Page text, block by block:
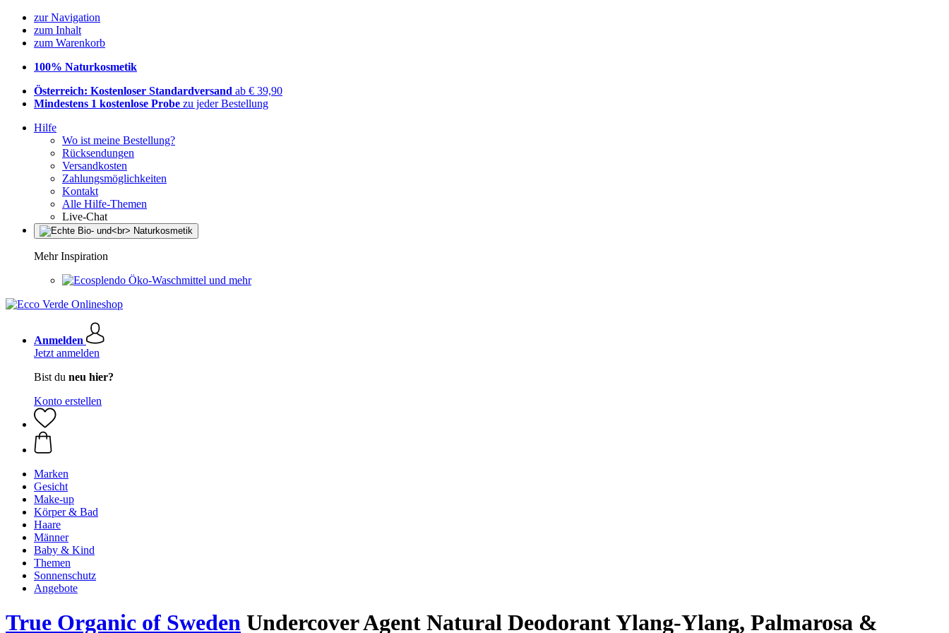
zur Navigation
zum Inhalt
zum Warenkorb
100% Naturkosmetik
Österreich: Kostenloser Standardversand ab € 39,90
Mindestens 1 kostenlose Probe zu jeder Bestellung
Hilfe
Wo ist meine Bestellung?
Rücksendungen
Versandkosten
Zahlungsmöglichkeiten
Kontakt
Alle Hilfe-Themen
Live-Chat
Mehr Inspiration
Öko-Waschmittel und mehr
Anmelden
Jetzt anmelden
Bist du neu hier?
Konto erstellen
Marken
Gesicht
Make-up
Körper & Bad
Haare
Männer
Baby & Kind
Themen
Sonnenschutz
Angebote
True Organic of Sweden Undercover Agent Natural Deodorant Ylang-Ylang, Palmarosa &